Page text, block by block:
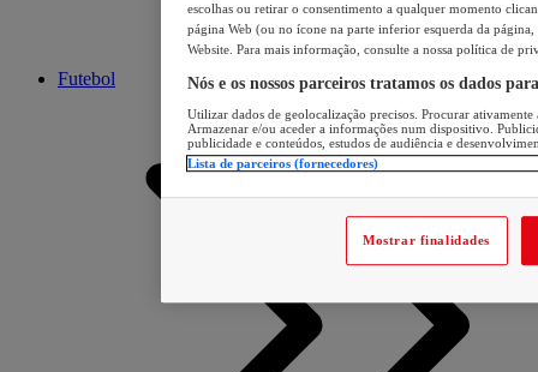
Futebol
escolhas ou retirar o consentimento a qualquer momento
página Web (ou no ícone na parte inferior esquerda da página,
Website. Para mais informação, consulte a nossa política de
Nós e os nossos parceiros tratamos os dados
Utilizar dados de geolocalização precisos. Procurar
Armazenar e/ou aceder a informações num dispositivo.
publicidade e conteúdos, estudos de audiência e
Lista de parceiros (fornecedores)
Mostrar finalidades